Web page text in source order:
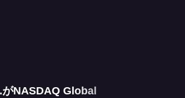
NASDAQ Global